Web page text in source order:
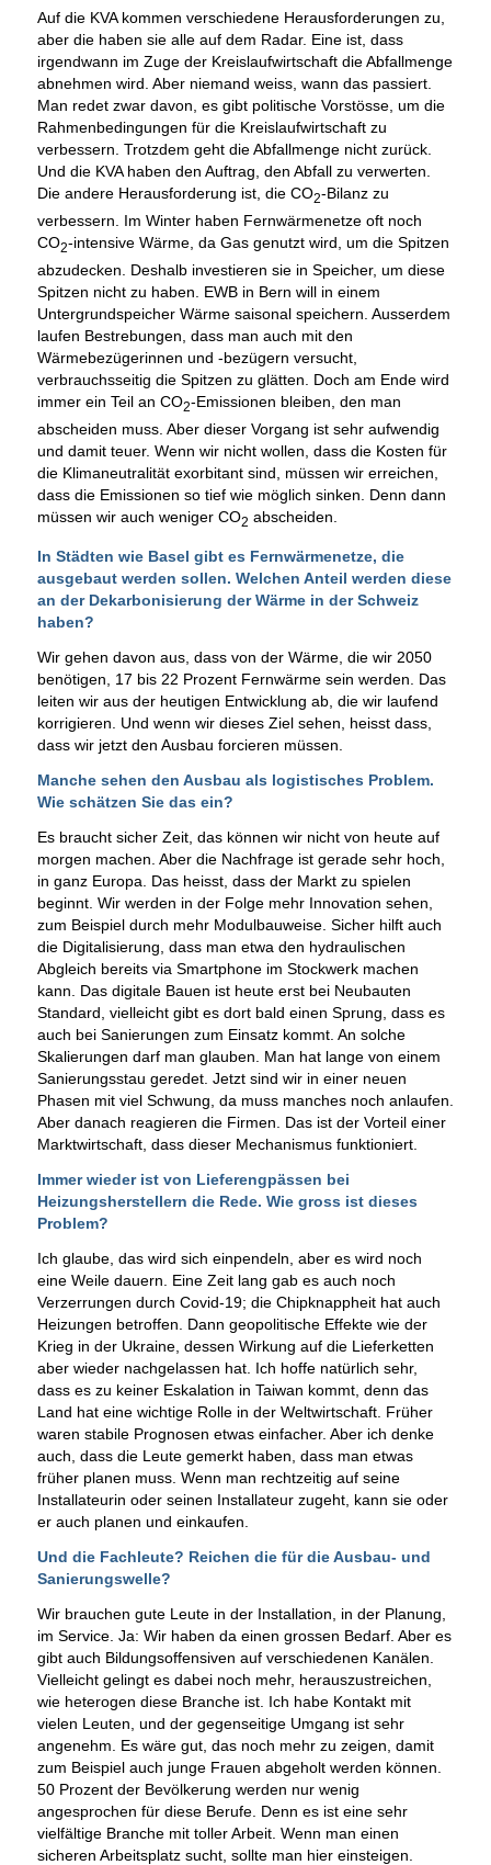
Auf die KVA kommen verschiedene Herausforderungen zu,
aber die haben sie alle auf dem Radar. Eine ist, dass
irgendwann im Zuge der Kreislaufwirtschaft die Abfallmenge
abnehmen wird. Aber niemand weiss, wann das passiert.
Man redet zwar davon, es gibt politische Vorstösse, um die
Rahmenbedingungen für die Kreislaufwirtschaft zu
verbessern. Trotzdem geht die Abfallmenge nicht zurück.
Und die KVA haben den Auftrag, den Abfall zu verwerten.
Die andere Herausforderung ist, die CO2-Bilanz zu
verbessern. Im Winter haben Fernwärmenetze oft noch
CO2-intensive Wärme, da Gas genutzt wird, um die Spitzen
abzudecken. Deshalb investieren sie in Speicher, um diese
Spitzen nicht zu haben. EWB in Bern will in einem
Untergrundspeicher Wärme saisonal speichern. Ausserdem
laufen Bestrebungen, dass man auch mit den
Wärmebezügerinnen und -bezügern versucht,
verbrauchsseitig die Spitzen zu glätten. Doch am Ende wird
immer ein Teil an CO2-Emissionen bleiben, den man
abscheiden muss. Aber dieser Vorgang ist sehr aufwendig
und damit teuer. Wenn wir nicht wollen, dass die Kosten für
die Klimaneutralität exorbitant sind, müssen wir erreichen,
dass die Emissionen so tief wie möglich sinken. Denn dann
müssen wir auch weniger CO2 abscheiden.
In Städten wie Basel gibt es Fernwärmenetze, die
ausgebaut werden sollen. Welchen Anteil werden diese
an der Dekarbonisierung der Wärme in der Schweiz
haben?
Wir gehen davon aus, dass von der Wärme, die wir 2050
benötigen, 17 bis 22 Prozent Fernwärme sein werden. Das
leiten wir aus der heutigen Entwicklung ab, die wir laufend
korrigieren. Und wenn wir dieses Ziel sehen, heisst dass,
dass wir jetzt den Ausbau forcieren müssen.
Manche sehen den Ausbau als logistisches Problem.
Wie schätzen Sie das ein?
Es braucht sicher Zeit, das können wir nicht von heute auf
morgen machen. Aber die Nachfrage ist gerade sehr hoch,
in ganz Europa. Das heisst, dass der Markt zu spielen
beginnt. Wir werden in der Folge mehr Innovation sehen,
zum Beispiel durch mehr Modulbauweise. Sicher hilft auch
die Digitalisierung, dass man etwa den hydraulischen
Abgleich bereits via Smartphone im Stockwerk machen
kann. Das digitale Bauen ist heute erst bei Neubauten
Standard, vielleicht gibt es dort bald einen Sprung, dass es
auch bei Sanierungen zum Einsatz kommt. An solche
Skalierungen darf man glauben. Man hat lange von einem
Sanierungsstau geredet. Jetzt sind wir in einer neuen
Phasen mit viel Schwung, da muss manches noch anlaufen.
Aber danach reagieren die Firmen. Das ist der Vorteil einer
Marktwirtschaft, dass dieser Mechanismus funktioniert.
Immer wieder ist von Lieferengpässen bei
Heizungsherstellern die Rede. Wie gross ist dieses
Problem?
Ich glaube, das wird sich einpendeln, aber es wird noch
eine Weile dauern. Eine Zeit lang gab es auch noch
Verzerrungen durch Covid-19; die Chipknappheit hat auch
Heizungen betroffen. Dann geopolitische Effekte wie der
Krieg in der Ukraine, dessen Wirkung auf die Lieferketten
aber wieder nachgelassen hat. Ich hoffe natürlich sehr,
dass es zu keiner Eskalation in Taiwan kommt, denn das
Land hat eine wichtige Rolle in der Weltwirtschaft. Früher
waren stabile Prognosen etwas einfacher. Aber ich denke
auch, dass die Leute gemerkt haben, dass man etwas
früher planen muss. Wenn man rechtzeitig auf seine
Installateurin oder seinen Installateur zugeht, kann sie oder
er auch planen und einkaufen.
Und die Fachleute? Reichen die für die Ausbau- und
Sanierungswelle?
Wir brauchen gute Leute in der Installation, in der Planung,
im Service. Ja: Wir haben da einen grossen Bedarf. Aber es
gibt auch Bildungsoffensiven auf verschiedenen Kanälen.
Vielleicht gelingt es dabei noch mehr, herauszustreichen,
wie heterogen diese Branche ist. Ich habe Kontakt mit
vielen Leuten, und der gegenseitige Umgang ist sehr
angenehm. Es wäre gut, das noch mehr zu zeigen, damit
zum Beispiel auch junge Frauen abgeholt werden können.
50 Prozent der Bevölkerung werden nur wenig
angesprochen für diese Berufe. Denn es ist eine sehr
vielfältige Branche mit toller Arbeit. Wenn man einen
sicheren Arbeitsplatz sucht, sollte man hier einsteigen.